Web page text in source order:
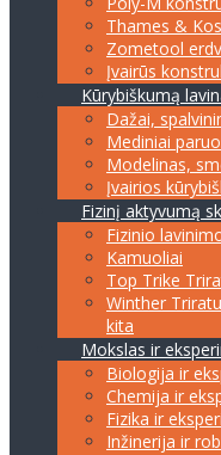
Thames &
Zometool
Įvairūs
Kūrybiškumą
Dažai,
Mediniai
Modelinas,
Įvairios
Fizinį aktyvumą
Fizinio
Kamuoliai
Top Trike
Winther
kita
Mokslas ir
Biologija ir
Chemija ir
Fizika ir
Inžinerija ir